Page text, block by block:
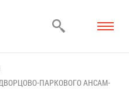
ПАР­КО­ВО­ГО АН­САМ­